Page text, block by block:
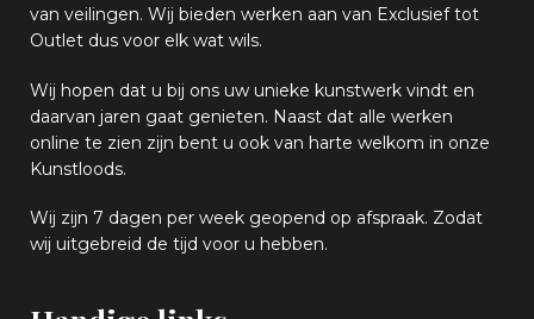
van veilingen. Wij bieden werken aan van Exclusief tot
Outlet dus voor elk wat wils.
Wij hopen dat u bij ons uw unieke kunstwerk vindt en
daarvan jaren gaat genieten. Naast dat alle werken
online te zien zijn bent u ook van harte welkom in onze
Kunstloods.
Wij zijn 7 dagen per week geopend op afspraak. Zodat
wij uitgebreid de tijd voor u hebben.